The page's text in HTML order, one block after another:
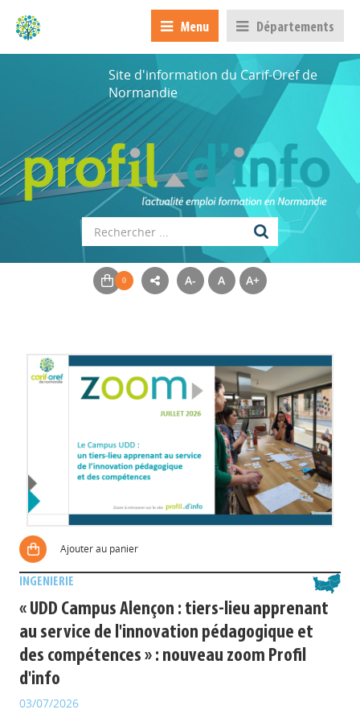
Menu Départements
Site d'information du Carif-Oref de
Normandie
A- A A+
Ajouter au panier
INGENIERIE
« UDD Campus Alençon : tiers-lieu apprenant
au service de l'innovation pédagogique et
des compétences » : nouveau zoom Profil
d'info
03/07/2026